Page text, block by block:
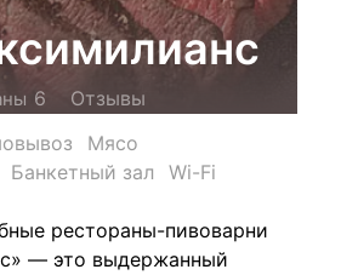
6
Отзывы
Мясо
Банкетный зал
Wi-Fi
ре­сто­ра­ны-пи­во­вар­ни
— это вы­дер­жан­ный